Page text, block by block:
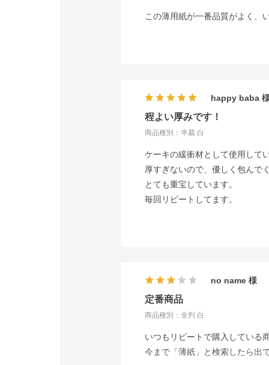
この薄用紙が一番品質がよく、
程よい厚みです！
商品種別：半裁 白
happy baba
ケーキの緩衝材として使用して
厚すぎないので、優しく包んで
とても重宝しています。
毎回リピートしてます。
定番商品
商品種別：全判 白
no name
いつもリピートで購入している
今まで「薄紙」と検索したら出